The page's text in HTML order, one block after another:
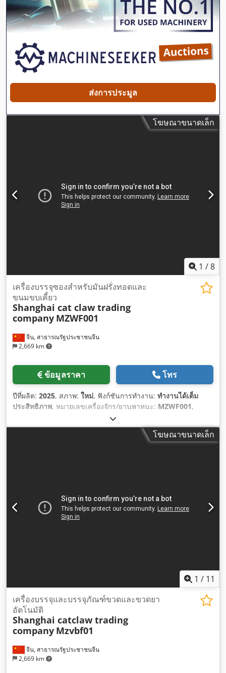
ส่งการประมูล
โฆษณาขนาดเล็ก
1 /8
จีน, สาธารณรัฐประชาชนจีน
2,669 km
เครื่องบรรจุซองสำหรับมันฝรั่งทอดและ
ขนมขบเคี้ยว
Shanghai cat claw trading
company MZWF001
ข้อมูลราคา โทร
ปีที่ผลิต: 2025, สภาพ: ใหม่, ฟังก์ชันการทำงาน: ทำงานได้เต็ม
ประสิทธิภาพ, หมายเลขเครื่องจักร/ยานพาหนะ: MZWF001,
โฆษณาขนาดเล็ก
1 / 11
จีน, สาธารณรัฐประชาชนจีน
2,669 km
เครื่องบรรจุและบรรจุภัณฑ์ขวดและขวดยา
อัตโนมัติ
Shanghai catclaw trading
company Mzvbf01